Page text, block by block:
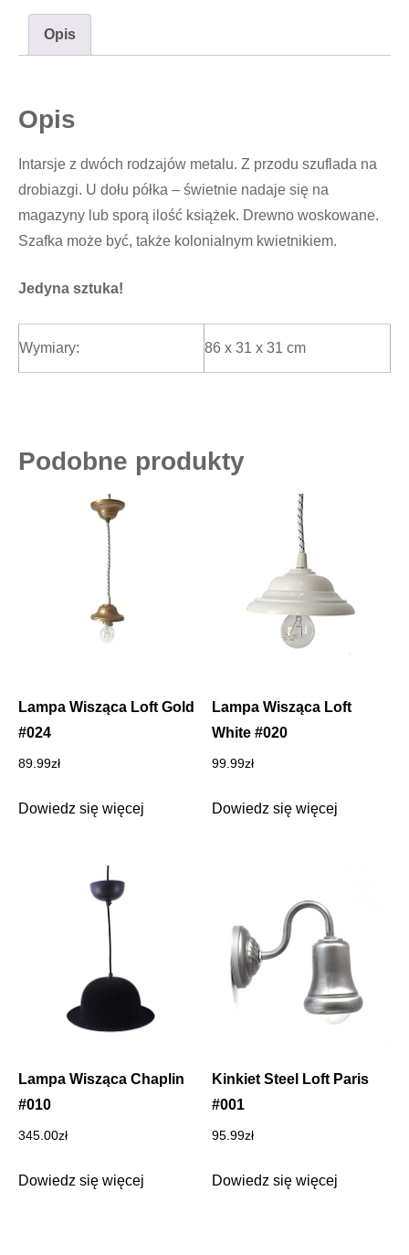
Opis
Opis
Intarsje z dwóch rodzajów metalu. Z przodu szuflada na
drobiazgi. U dołu półka – świetnie nadaje się na
magazyny lub sporą ilość książek. Drewno woskowane.
Szafka może być, także kolonialnym kwietnikiem.
Jedyna sztuka!
Wymiary: 86 x 31 x 31 cm
Podobne produkty
Lampa Wisząca Loft Gold
#024
89.99zł
Dowiedz się więcej
Lampa Wisząca Loft
White #020
99.99zł
Dowiedz się więcej
Lampa Wisząca Chaplin
#010
345.00zł
Dowiedz się więcej
Kinkiet Steel Loft Paris
#001
95.99zł
Dowiedz się więcej